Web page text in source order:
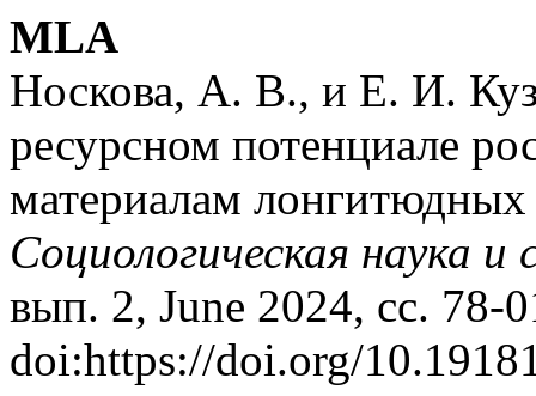
MLA
Носкова, А. В., и Е. И.
ресурсном потенциале
материалам лонгитюдных
Социологическая наука и
вып. 2, June 2024, сс. 78-
doi:https://doi.org/